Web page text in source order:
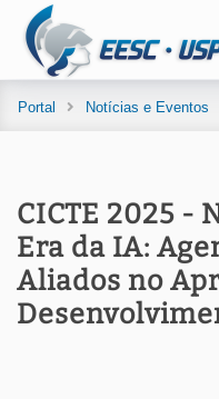
Portal Notícias e Eventos
CICTE 2025 -
Era da IA:
Aliados no